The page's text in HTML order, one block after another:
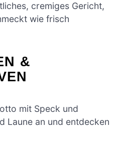
cremiges Gericht,
wie frisch
&
mit Speck und
Laune an und entdecken